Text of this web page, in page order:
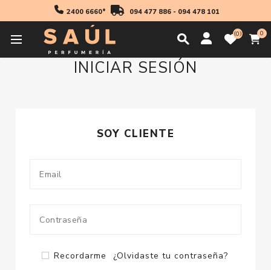
2400 6660* 094 477 886- 094 478 101
0 0
INICIAR SESIÓN
SOY CLIENTE
Recordarme ¿Olvidaste tu contraseña?